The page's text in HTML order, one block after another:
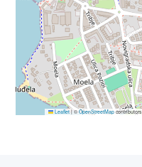
Leaflet |© OpenStreetMapcontributors